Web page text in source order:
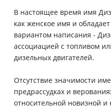
В настоящее время имя
как женское имя и
вариантом написания -
ассоциацией с топливом
дизельных двигателей.
Отсутствие значимости
предрассудках и
относительной новизной и